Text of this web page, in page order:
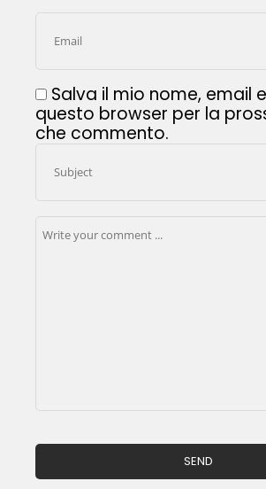
Salva il mio nome, email
questo browser per la
che commento.